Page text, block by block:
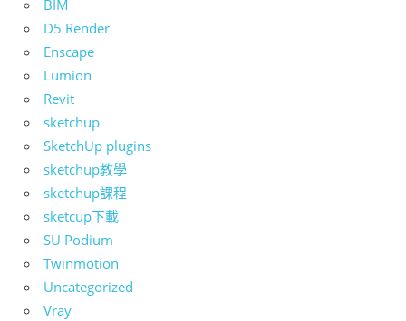
BIM
D5 Render
Enscape
Lumion
Revit
sketchup
SketchUp plugins
sketchup教學
sketchup課程
sketcup下載
SU Podium
Twinmotion
Uncategorized
Vray